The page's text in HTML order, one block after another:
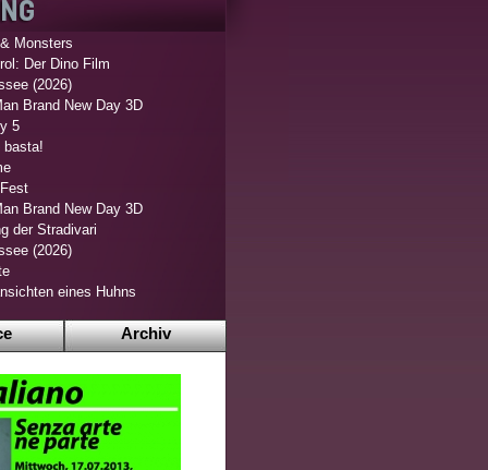
Monsters
Der Dino Film
(2026)
Brand New Day 3D
5
basta!
Brand New Day 3D
der Stradivari
(2026)
eines Huhns
Archiv